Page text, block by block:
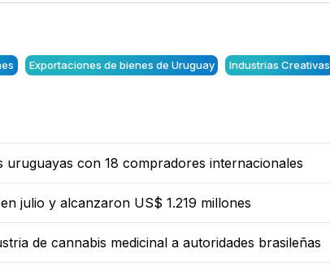
Exportaciones de bienes de Uruguay Industrias Creativas
con 18 compradores internacionales
julio y alcanzaron US$ 1.219 millones
de cannabis medicinal a autoridades brasileñas